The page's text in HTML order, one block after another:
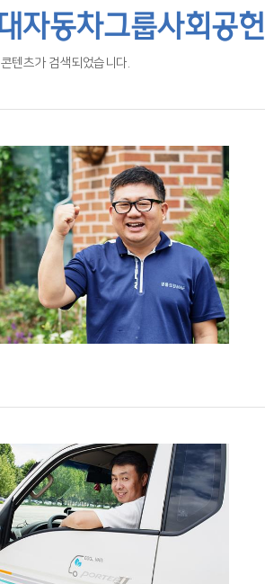
자동차그룹사회공헌
텐츠가 검색되었습니다.